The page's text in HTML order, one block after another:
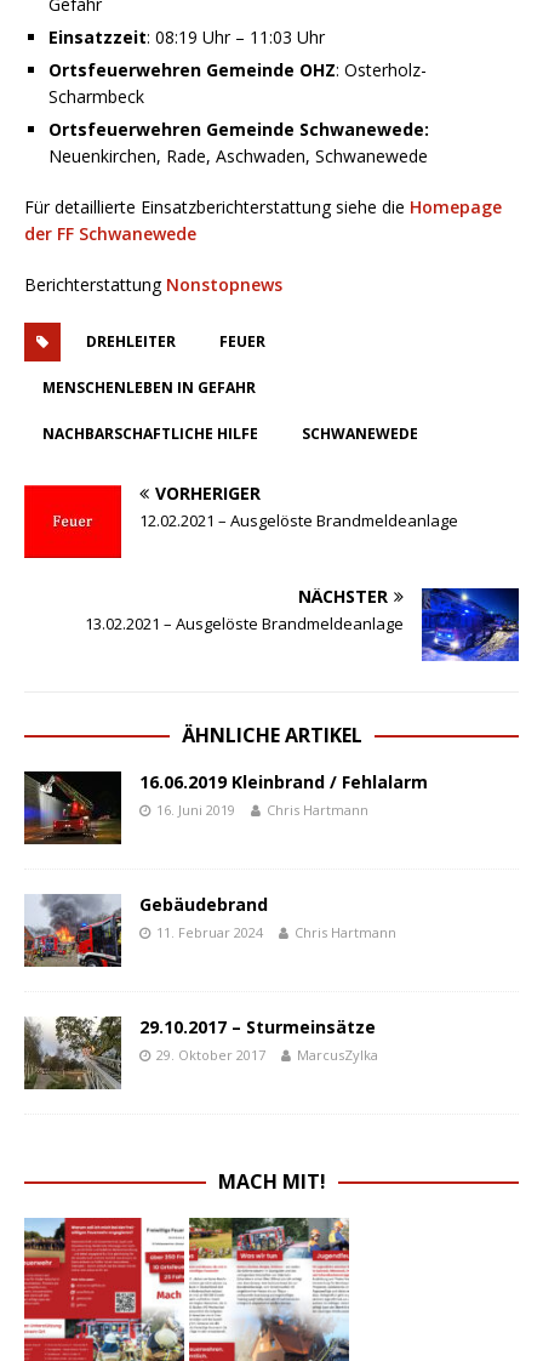
Einsatzzeit: 08:19 Uhr – 11:03 Uhr
Ortsfeuerwehren Gemeinde OHZ: Osterholz-
Scharmbeck
Ortsfeuerwehren Gemeinde Schwanewede:
Neuenkirchen, Rade, Aschwaden, Schwanewede
Für detaillierte Einsatzberichterstattung siehe die Homepage
der FF Schwanewede
Berichterstattung Nonstopnews
DREHLEITER FEUER
MENSCHENLEBEN IN GEFAHR
NACHBARSCHAFTLICHE HILFE SCHWANEWEDE
VORHERIGER
12.02.2021 – Ausgelöste Brandmeldeanlage
NÄCHSTER
13.02.2021 – Ausgelöste Brandmeldeanlage
ÄHNLICHE ARTIKEL
16.06.2019 Kleinbrand / Fehlalarm
16. Juni 2019 Chris Hartmann
Gebäudebrand
11. Februar 2024 Chris Hartmann
29.10.2017 – Sturmeinsätze
29. Oktober 2017 MarcusZylka
MACH MIT!